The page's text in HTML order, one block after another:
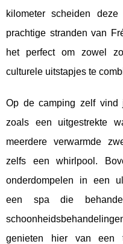
kilometer scheiden
prachtige stranden van
het perfect omzowel
culturele uitstapjes te
Op de camping zelf vind
zoals een uitgestrekte
meerdere verwarmde
zelfs een whirlpool.
onderdompelen in een
een spa die
genieten hier van een